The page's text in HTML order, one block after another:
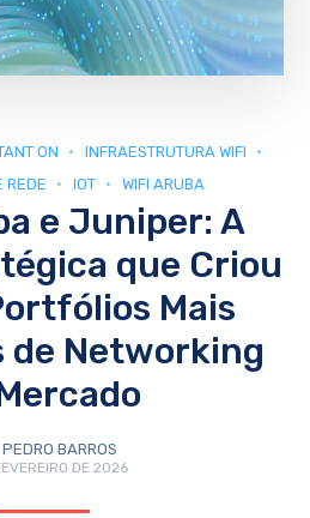
ON
INFRAESTRUTURA WIFI
REDE
IOT WIFI ARUBA
e Juniper: A
que Criou
Mais
de Networking
PEDRO BARROS
DE 2026